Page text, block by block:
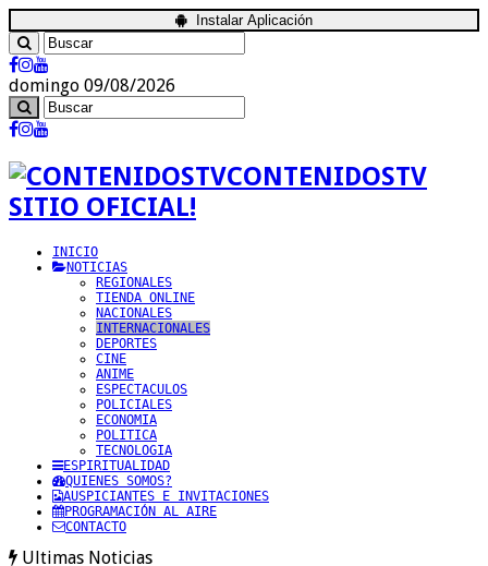
Instalar Aplicación
domingo 09/08/2026
CONTENIDOSTV
SITIO OFICIAL!
INICIO
NOTICIAS
REGIONALES
TIENDA ONLINE
NACIONALES
INTERNACIONALES
DEPORTES
CINE
ANIME
ESPECTACULOS
POLICIALES
ECONOMIA
POLITICA
TECNOLOGIA
ESPIRITUALIDAD
QUIENES SOMOS?
AUSPICIANTES E INVITACIONES
PROGRAMACIÓN AL AIRE
CONTACTO
Ultimas Noticias